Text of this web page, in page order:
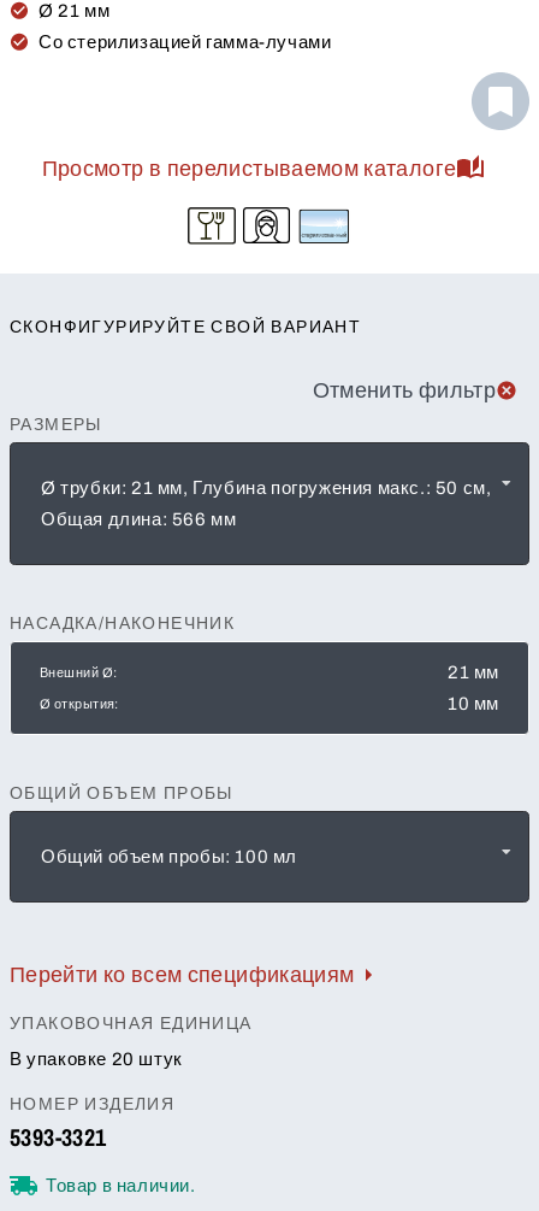
Ø 21 мм
Со стерилизацией гамма-лучами
Просмотр в перелистываемом каталоге
СКОНФИГУРИРУЙТЕ СВОЙ ВАРИАНТ
Отменить фильтр
РАЗМЕРЫ
Ø трубки: 21 мм, Глубина погружения макс.: 50 см,
Общая длина: 566 мм
НАСАДКА/НАКОНЕЧНИК
Внешний Ø: 21 мм
Ø открытия: 10 мм
ОБЩИЙ ОБЪЕМ ПРОБЫ
Общий объем пробы: 100 мл
Перейти ко всем спецификациям
УПАКОВОЧНАЯ ЕДИНИЦА
В упаковке 20 штук
НОМЕР ИЗДЕЛИЯ
5393-3321
Товар в наличии.